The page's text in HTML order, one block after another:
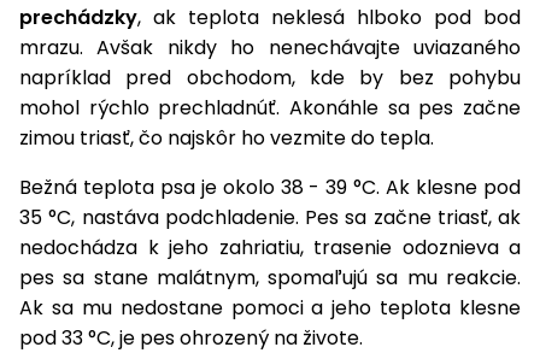
Snežné
frézy
Odhŕňače
a lopaty
na sneh
Postrekovače
a rosiče
Príslušenstvo
prechádzky, ak teplota neklesá hlboko pod bod
mrazu. Avšak nikdy ho nenechávajte uviazaného
napríklad pred obchodom, kde by bez pohybu
mohol rýchlo prechladnúť. Akonáhle sa pes začne
zimou triasť, čo najskôr ho vezmite do tepla.
Bežná teplota psa je okolo 38 - 39 °C. Ak klesne pod
35 °C, nastáva podchladenie. Pes sa začne triasť, ak
nedochádza k jeho zahriatiu, trasenie odoznieva a
pes sa stane malátnym, spomaľujú sa mu reakcie.
Ak sa mu nedostane pomoci a jeho teplota klesne
pod 33 °C, je pes ohrozený na živote.